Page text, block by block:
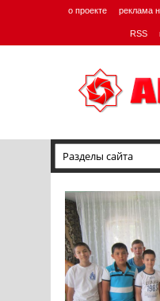
о проекте реклама
RSS